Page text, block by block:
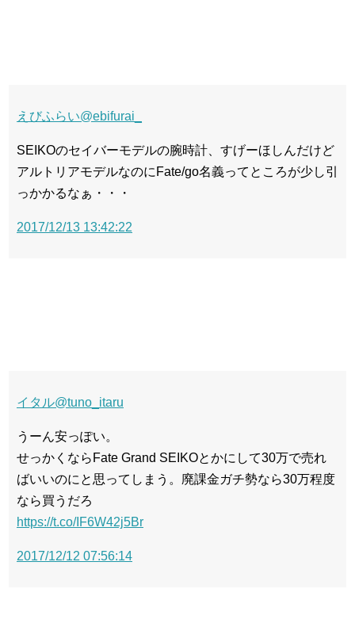
えびふらい@ebifurai_
SEIKOのセイバーモデルの腕時計、すげーほしんだけど
アルトリアモデルなのにFate/go名義ってところが少し引
っかかるなぁ・・・
2017/12/13 13:42:22
イタル@tuno_itaru
うーん安っぽい。
せっかくならFate Grand SEIKOとかにして30万で売れ
ばいいのにと思ってしまう。廃課金ガチ勢なら30万程度
なら買うだろ
https://t.co/IF6W42j5Br
2017/12/12 07:56:14